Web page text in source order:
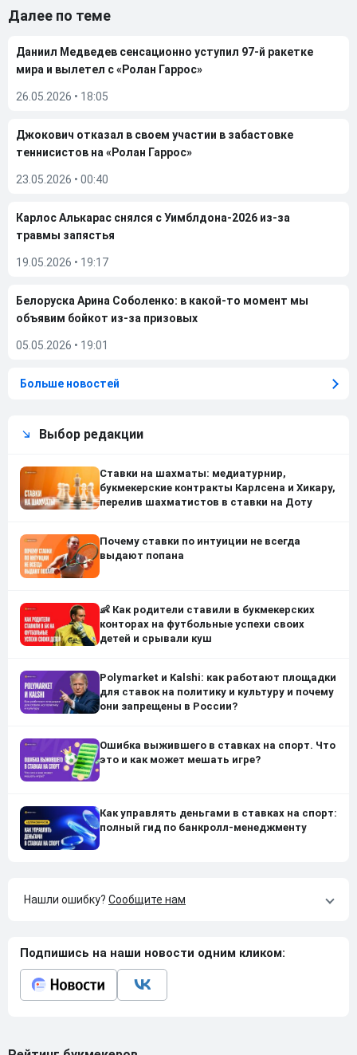
Далее по теме
Даниил Медведев сенсационно уступил 97-й ракетке
мира и вылетел с «Ролан Гаррос»
26.05.2026 • 18:05
Джокович отказал в своем участии в забастовке
теннисистов на «Ролан Гаррос»
23.05.2026 • 00:40
Карлос Алькарас снялся с Уимблдона-2026 из-за
травмы запястья
19.05.2026 • 19:17
Белоруска Арина Соболенко: в какой-то момент мы
объявим бойкот из-за призовых
05.05.2026 • 19:01
Больше новостей
Выбор редакции
Ставки на шахматы: медиатурнир,
букмекерские контракты Карлсена и Хикару,
перелив шахматистов в ставки на Доту
Почему ставки по интуиции не всегда
выдают попана
👶 Как родители ставили в букмекерских
конторах на футбольные успехи своих
детей и срывали куш
Polymarket и Kalshi: как работают площадки
для ставок на политику и культуру и почему
они запрещены в России?
Ошибка выжившего в ставках на спорт. Что
это и как может мешать игре?
Как управлять деньгами в ставках на спорт:
полный гид по банкролл-менеджменту
Нашли ошибку? Сообщите нам
Подпишись на наши новости одним кликом: